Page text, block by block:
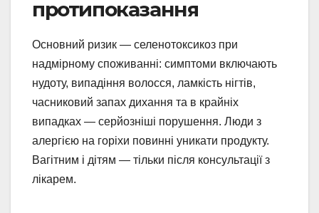
протипоказання
Основний ризик — селенотоксикоз при
надмірному споживанні: симптоми включають
нудоту, випадіння волосся, ламкість нігтів,
часниковий запах дихання та в крайніх
випадках — серйозніші порушення. Люди з
алергією на горіхи повинні уникати продукту.
Вагітним і дітям — тільки після консультації з
лікарем.